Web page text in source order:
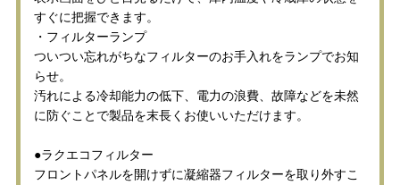
すぐに把握できます。
・フィルターランプ
ついつい忘れがちなフィルターのお手入れをランプでお知
らせ。
汚れによる冷却能力の低下、電力の浪費、故障などを未然
に防ぐことで製品を末長くお使いいただけます。
●ラクエコフィルター
フロントパネルを開けずに凝縮器フィルターを取り外すこ